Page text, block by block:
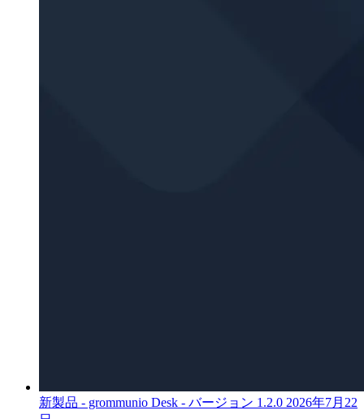
新製品 - grommunio Desk - バージョン 1.2.0 2026年7月22